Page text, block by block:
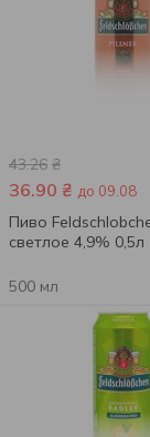
43.26 ₴
36.90 ₴ до 09.08
Пиво
светлое 4,9% 0,5л
500 мл